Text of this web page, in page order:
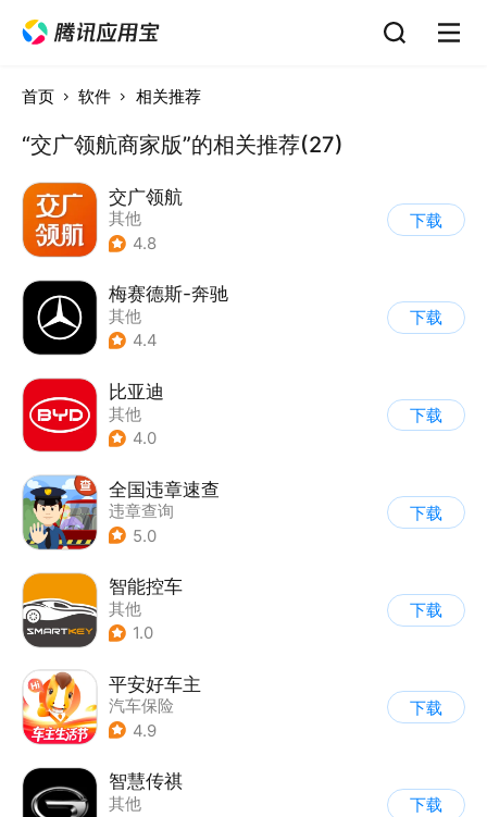
首页 软件 相关推荐
“交广领航商家版”的相关推荐(27)
交广领航
其他
4.8
下载
梅赛德斯-奔驰
其他
4.4
下载
比亚迪
其他
4.0
下载
全国违章速查
违章查询
5.0
下载
智能控车
其他
1.0
下载
平安好车主
汽车保险
4.9
下载
智慧传祺
其他
下载